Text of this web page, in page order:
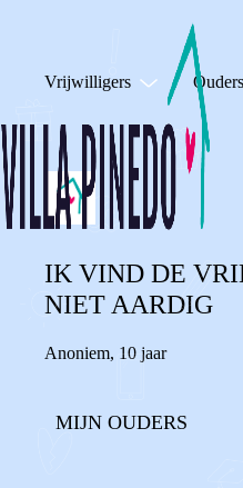
Vrijwilligers Ouders
IK VIND DE
NIET AARDIG
Anoniem, 10 jaar
MIJN OUDERS